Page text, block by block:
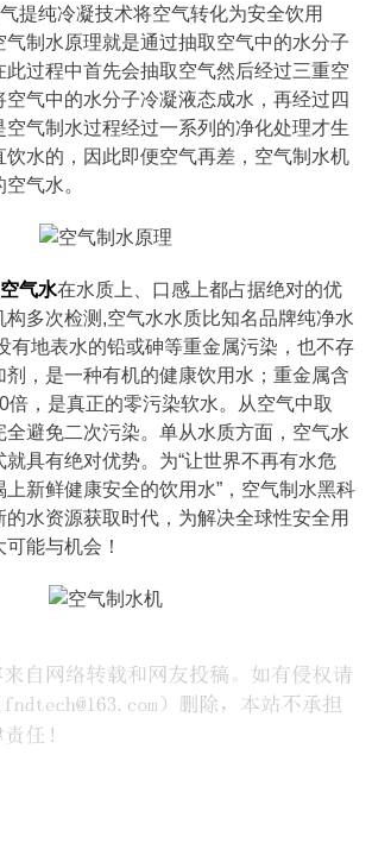
提纯冷凝技术将空气转化为安全饮用
气制水原理就是通过抽取空气中的水分子
此过程中首先会抽取空气然后经过三重空
空气中的水分子冷凝液态成水，再经过四
空气制水过程经过一系列的净化处理才生
饮水的，因此即便空气再差，空气制水机
气水。
空气水在水质上、口感上都占据绝对的优
构多次检测,空气水水质比知名品牌纯净水
有地表水的铅或砷等重金属污染，也不存
剂，是一种有机的健康饮用水；重金属含
倍，是真正的零污染软水。从空气中取
全避免二次污染。单从水质方面，空气水
具有绝对优势。为“让世界不再有水危
新鲜健康安全的饮用水”，空气制水黑科
水资源获取时代，为解决全球性安全用
能与机会！